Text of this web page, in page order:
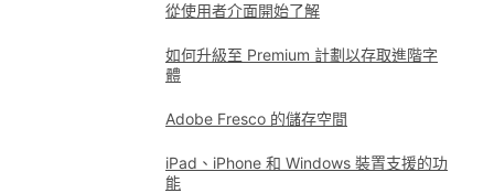
從使用者介面開始了解
如何升級至 Premium 計劃以存取進階字
體
Adobe Fresco 的儲存空間
iPad、iPhone 和 Windows 裝置支援的功
能